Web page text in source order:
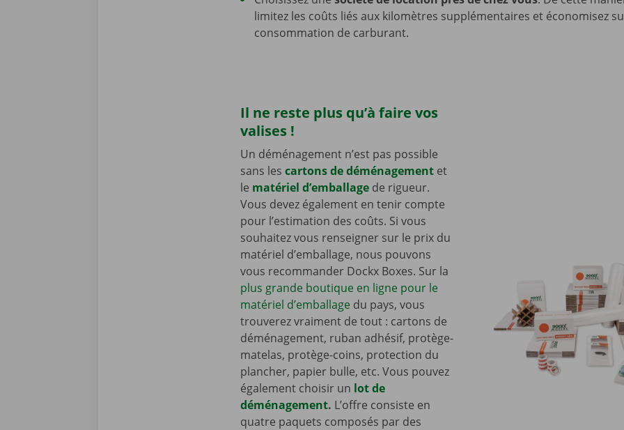
limitez les coûts liés aux kilomètres supplémentaires et économisez
consommation de carburant.
Il ne reste plus qu’à faire vos
valises !
Un déménagement n’est pas possible
sans les cartons de déménagement et
le matériel d’emballage de rigueur.
Vous devez également en tenir compte
pour l’estimation des coûts. Si vous
souhaitez vous renseigner sur le prix du
matériel d’emballage, nous pouvons
vous recommander Dockx Boxes. Sur la
plus grande boutique en ligne pour le
matériel d’emballage du pays, vous
trouverez vraiment de tout : cartons de
déménagement, ruban adhésif, protège-
matelas, protège-coins, protection du
plancher, papier bulle, etc. Vous pouvez
également choisir un lot de
déménagement. L’offre consiste en
quatre paquets composés par des